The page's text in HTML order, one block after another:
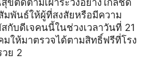
มพันธ์ให้ผู้ที่สงสัยหรือมีความ
กับดีเจคนนี้ในช่วงเวลาวันที่ 21
มให้มาตรวจได้ตามสิทธิ์ฟรีที่โรง
ย 2